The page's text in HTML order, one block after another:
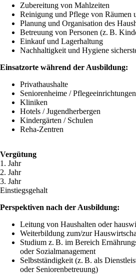
Zubereitung von Mahlzeiten
Reinigung und Pflege von Räumen
Planung und Organisation des
Betreuung von Personen (z. B.
Einkauf und Lagerhaltung
Nachhaltigkeit und Hygiene
Einsatzorte während der Ausbildung:
Privathaushalte
Seniorenheime / Pflegeeinrichtungen
Kliniken
Hotels / Jugendherbergen
Kindergärten / Schulen
Reha-Zentren
Vergütung
1. Jahr
2. Jahr
3. Jahr
Einstiegsgehalt
Perspektiven nach der Ausbildung:
Leitung von Haushalten oder
Weiterbildung zum/zur
Studium z. B. im Bereich
oder Sozialmanagement
Selbstständigkeit (z. B. als
oder Seniorenbetreuung)